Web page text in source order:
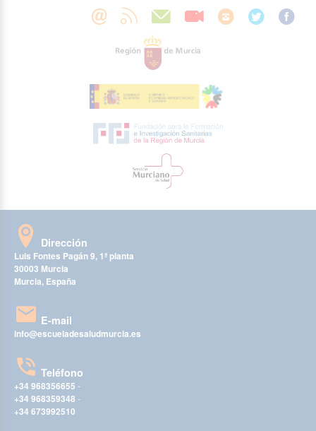
Dirección
Luis Fontes Pagán 9, 1ª planta
30003 Murcia
Murcia, España
E-mail
info@escueladesaludmurcia.es
Teléfono
+34 968356655 -
+34 968359348 -
+34 673992510